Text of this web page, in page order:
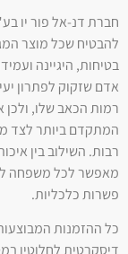
חברת דנ-אל פור יו
להבטיח שכל מוצר
בטיחות, היגיינה
אדם שזקוק לפתרון
רמות הכאב שלו, ולכן
המתקדם ביותר לצד
רבות. השילוב בין
מאפשר לכל משפחה
פשרות כלכליות.
כל ההזמנות
דיסקרטית לחלוטין